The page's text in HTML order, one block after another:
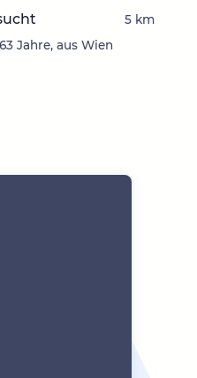
Jahre, aus Wien
5 km